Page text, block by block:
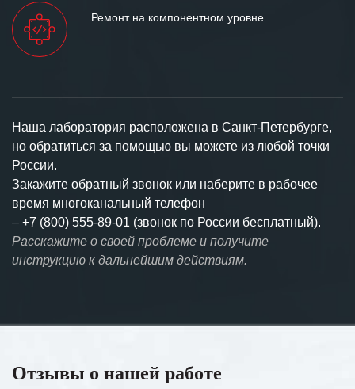
Ремонт на компонентном уровне
Наша лаборатория расположена в Санкт-Петербурге,
но обратиться за помощью вы можете из любой точки
России.
Закажите обратный звонок или наберите в рабочее
время многоканальный телефон
– +7 (800) 555-89-01 (звонок по России бесплатный).
Расскажите о своей проблеме и получите
инструкцию к дальнейшим действиям.
Отзывы о нашей работе